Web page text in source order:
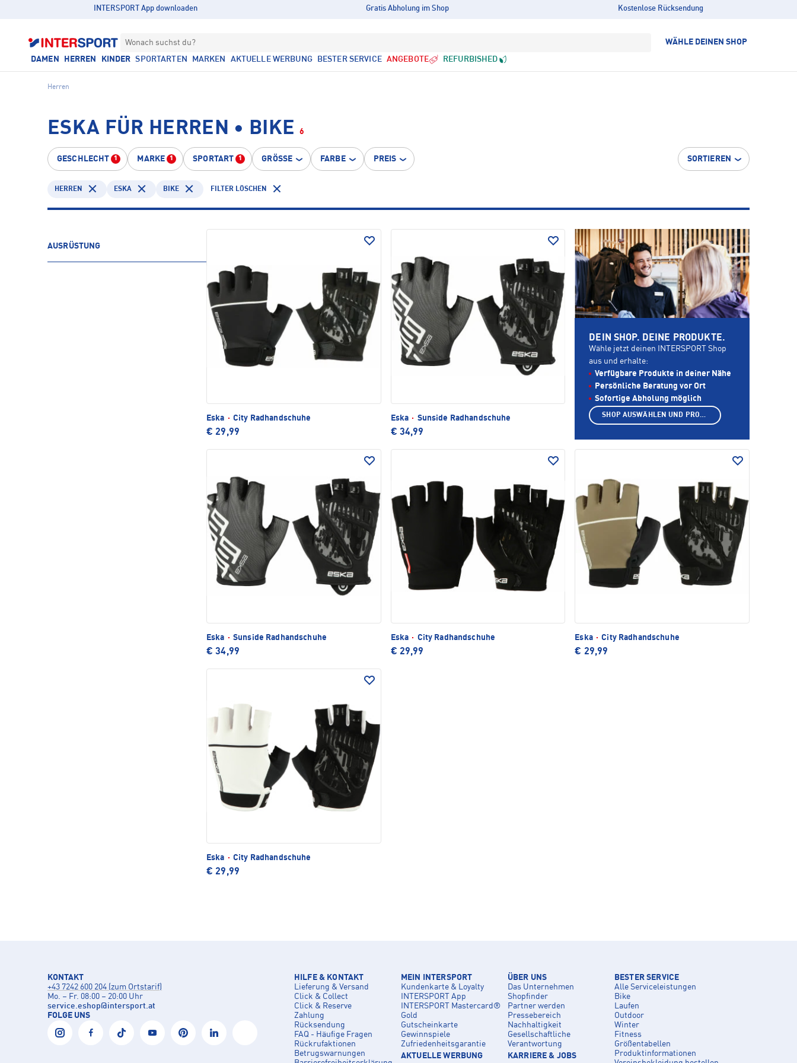
INTERSPORT App downloaden Gratis Abholung im Shop Kostenlose Rücksendung
Wonach suchst du? WÄHLE DEINEN SHOP
DAMEN HERREN KINDER SPORTARTEN MARKEN AKTUELLE WERBUNG BESTER SERVICE ANGEBOTE REFURBISHED
Herren
ESKA FÜR HERREN • BIKE 6
GESCHLECHT 1 MARKE 1 SPORTART 1 GRÖSSE FARBE PREIS SORTIEREN
HERREN ESKA BIKE FILTER LÖSCHEN
AUSRÜSTUNG
Eska · City Radhandschuhe
€ 29,99
Eska · Sunside Radhandschuhe
€ 34,99
Eska · Sunside Radhandschuhe
€ 34,99
Eska · City Radhandschuhe
€ 29,99
Eska · City Radhandschuhe
€ 29,99
Eska · City Radhandschuhe
€ 29,99
DEIN SHOP. DEINE PRODUKTE.
Wähle jetzt deinen INTERSPORT Shop
aus und erhalte:
Verfügbare Produkte in deiner Nähe
Persönliche Beratung vor Ort
Sofortige Abholung möglich
SHOP AUSWÄHLEN UND PRODUKTE ANZEIGEN
KONTAKT
+43 7242 600 204 (zum Ortstarif)
Mo. – Fr. 08:00 – 20:00 Uhr
service.eshop@intersport.at
FOLGE UNS
HILFE & KONTAKT
Lieferung & Versand
Click & Collect
Click & Reserve
Zahlung
Rücksendung
FAQ - Häufige Fragen
Rückrufaktionen
Betrugswarnungen
MEIN INTERSPORT
Kundenkarte & Loyalty
INTERSPORT App
INTERSPORT Mastercard®
Gold
Gutscheinkarte
Gewinnspiele
Zufriedenheitsgarantie
AKTUELLE WERBUNG
ÜBER UNS
Das Unternehmen
Shopfinder
Partner werden
Pressebereich
Nachhaltigkeit
Gesellschaftliche
Verantwortung
KARRIERE & JOBS
BESTER SERVICE
Alle Serviceleistungen
Bike
Laufen
Outdoor
Winter
Fitness
Größentabellen
Produktinformationen